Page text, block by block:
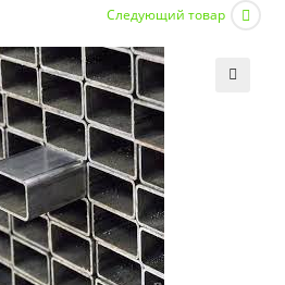
Следующий товар